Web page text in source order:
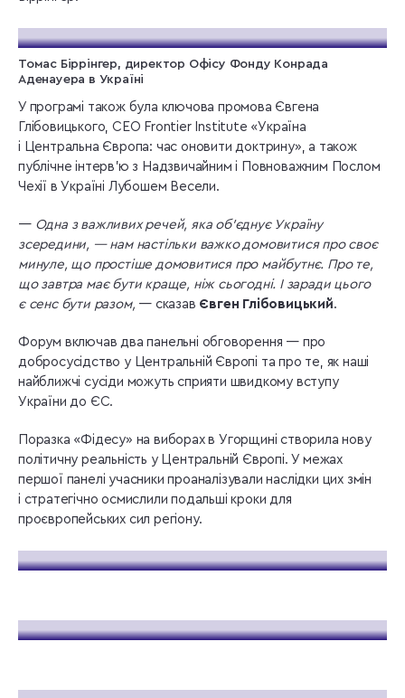
Томас Біррінгер, директор Офісу Фонду Конрада
Аденауера в Україні
У програмі також була ключова промова Євгена
Глібовицького, CEO Frontier Institute «Україна
і Центральна Європа: час оновити доктрину», а також
публічне інтерв’ю з Надзвичайним і Повноважним Послом
Чехії в Україні Лубошем Весели.
— Одна з важливих речей, яка об’єднує Україну
зсередини, — нам настільки важко домовитися про своє
минуле, що простіше домовитися про майбутнє. Про те,
що завтра має бути краще, ніж сьогодні. І заради цього
є сенс бути разом, — сказав Євген Глібовицький.
Форум включав два панельні обговорення — про
добросусідство у Центральній Європі та про те, як наші
найближчі сусіди можуть сприяти швидкому вступу
України до ЄС.
Поразка «Фідесу» на виборах в Угорщині створила нову
політичну реальність у Центральній Європі. У межах
першої панелі учасники проаналізували наслідки цих змін
і стратегічно осмислили подальші кроки для
проєвропейських сил регіону.